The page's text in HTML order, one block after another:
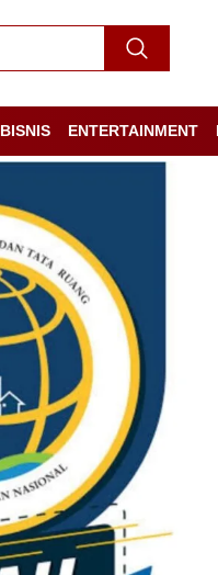
BISNIS ENTERTAINMENT